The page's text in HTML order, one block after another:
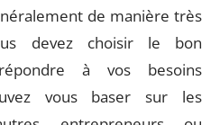
de manière très
devez choisir le bon
à vos besoins
vous baser sur les